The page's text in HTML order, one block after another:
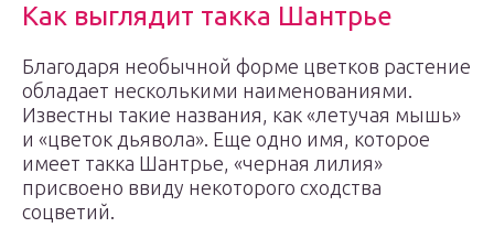
Как выглядит такка Шантрье
Благодаря необычной форме цветков растение
обладает несколькими наименованиями.
Известны такие названия, как «летучая мышь»
и «цветок дьявола». Еще одно имя, которое
имеет такка Шантрье, «черная лилия»
присвоено ввиду некоторого сходства
соцветий.